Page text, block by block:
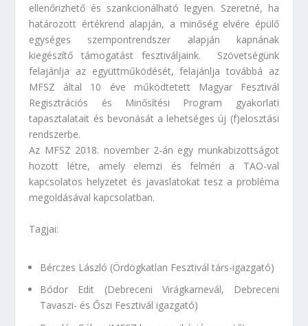
ellenőrizhető és szankcionálható legyen. Szeretné, ha
határozott értékrend alapján, a minőség elvére épülő
egységes szempontrendszer alapján kapnának
kiegészítő támogatást fesztiváljaink. Szövetségünk
felajánlja az együttműködését, felajánlja továbbá az
MFSZ által 10 éve működtetett
Magyar Fesztivál
Regisztrációs és Minősítési Program gyakorlati
tapasztalatait és bevonását a lehetséges új (f)elosztási
rendszerbe.
Az MFSZ 2018. november 2-án egy munkabizottságot
hozott létre, amely elemzi és felméri a TAO-val
kapcsolatos helyzetet és javaslatokat tesz a probléma
megoldásával kapcsolatban.
Tagjai:
Bérczes László (Ördögkatlan Fesztivál társ-igazgató)
Bódor Edit (Debreceni Virágkarnevál, Debreceni
Tavaszi- és Őszi Fesztivál igazgató)